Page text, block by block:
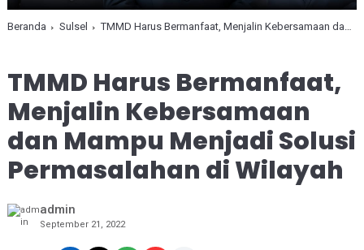
Beranda Sulsel TMMD Harus Bermanfaat, Menjalin Kebersamaan dan Mampu Menjadi Solusi Permasalahan di Wilayah
TMMD Harus Bermanfaat,
Menjalin Kebersamaan
dan Mampu Menjadi Solusi
Permasalahan di Wilayah
admin
September 21, 2022